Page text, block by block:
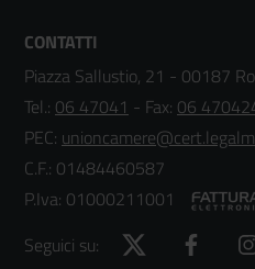
CONTATTI
Piazza Sallustio, 21 - 00187
Tel.: 06 47041 - Fax: 06
PEC:
C.F.: 01484460587
P.Iva: 01000211001
Seguici su:
Twitter